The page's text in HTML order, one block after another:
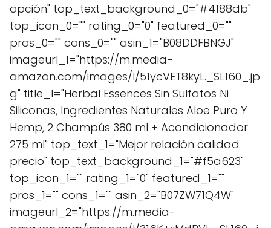
opción" top_text_background_0="#4188db"
top_icon_0="" rating_0="0" featured_0=""
pros_0="" cons_0="" asin_1="B08DDFBNGJ"
imageurl_1="https://m.media-
amazon.com/images/I/51ycVET8kyL._SL160_.jp
g" title_1="Herbal Essences Sin Sulfatos Ni
Siliconas, Ingredientes Naturales Aloe Puro Y
Hemp, 2 Champús 380 ml + Acondicionador
275 ml" top_text_1="Mejor relación calidad
precio" top_text_background_1="#f5a623"
top_icon_1="" rating_1="0" featured_1=""
pros_1="" cons_1="" asin_2="B07ZW71Q4W"
imageurl_2="https://m.media-